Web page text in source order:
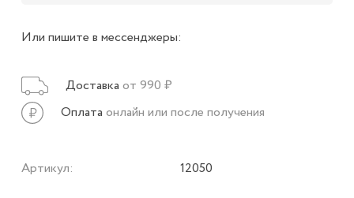
Или пишите в мессенджеры:
Доставка от 990 ₽
Оплата онлайн или после получения
Артикул: 12050